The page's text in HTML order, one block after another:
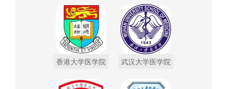
香港大学医学院 武汉大学医学院